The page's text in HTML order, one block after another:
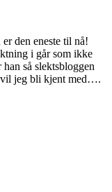
den eneste til nå!
i går som ikke
så slektsbloggen
jeg bli kjent med….